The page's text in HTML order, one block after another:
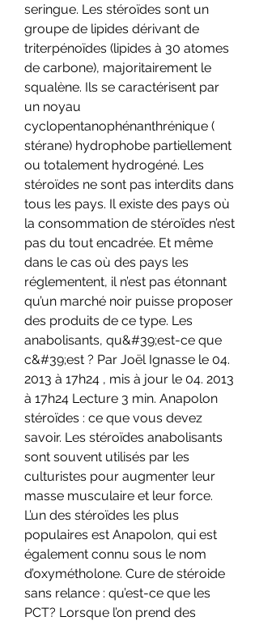
seringue. Les stéroïdes sont un
groupe de lipides dérivant de
triterpénoïdes (lipides à 30 atomes
de carbone), majoritairement le
squalène. Ils se caractérisent par
un noyau
cyclopentanophénanthrénique (
stérane) hydrophobe partiellement
ou totalement hydrogéné. Les
stéroïdes ne sont pas interdits dans
tous les pays. Il existe des pays où
la consommation de stéroïdes n’est
pas du tout encadrée. Et même
dans le cas où des pays les
réglementent, il n’est pas étonnant
qu’un marché noir puisse proposer
des produits de ce type. Les
anabolisants, qu&#39;est-ce que
c&#39;est ? Par Joël Ignasse le 04.
2013 à 17h24 , mis à jour le 04. 2013
à 17h24 Lecture 3 min. Anapolon
stéroïdes : ce que vous devez
savoir. Les stéroïdes anabolisants
sont souvent utilisés par les
culturistes pour augmenter leur
masse musculaire et leur force.
L’un des stéroïdes les plus
populaires est Anapolon, qui est
également connu sous le nom
d’oxymétholone. Cure de stéroide
sans relance : qu’est-ce que les
PCT? Lorsque l’on prend des